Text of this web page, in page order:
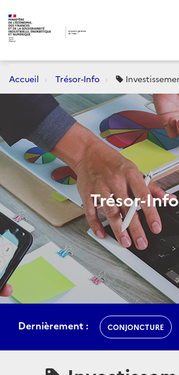
Accueil Trésor-Info
Trésor-Info
Dernièrement : CONJONCTURE